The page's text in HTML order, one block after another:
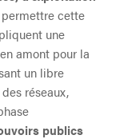
cette
une
amont pour la
un libre
réseaux,
publics